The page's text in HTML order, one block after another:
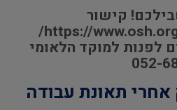
קישור
https://
לפנות למוקד הלאומי
תאונת עבודה